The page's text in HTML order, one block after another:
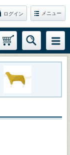
ログイン メニュー